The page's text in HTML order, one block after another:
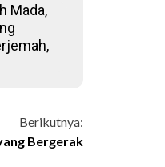
Mada,
Berikutnya:
Bergerak